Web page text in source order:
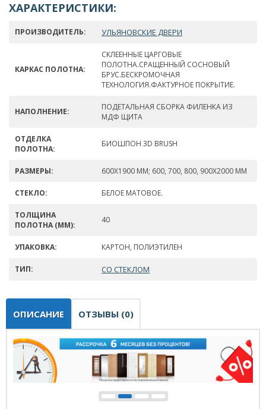
ХАРАКТЕРИСТИКИ:
ПРОИЗВОДИТЕЛЬ: УЛЬЯНОВСКИЕ ДВЕРИ
КАРКАС ПОЛОТНА:
СКЛЕЕННЫЕ ЦАРГОВЫЕ
ПОЛОТНА.СРАЩЕННЫЙ СОСНОВЫЙ
БРУС.БЕСКРОМОЧНАЯ
ТЕХНОЛОГИЯ.ФАКТУРНОЕ ПОКРЫТИЕ.
НАПОЛНЕНИЕ:
ПОДЕТАЛЬНАЯ СБОРКА ФИЛЕНКА ИЗ
МДФ ЩИТА
ОТДЕЛКА
ПОЛОТНА:
БИОШПОН 3D BRUSH
РАЗМЕРЫ: 600Х1900 ММ; 600, 700, 800, 900Х2000 ММ
СТЕКЛО: БЕЛОЕ МАТОВОЕ.
ТОЛЩИНА
ПОЛОТНА (ММ):
40
УПАКОВКА: КАРТОН, ПОЛИЭТИЛЕН
ТИП: СО СТЕКЛОМ
ОПИСАНИЕ ОТЗЫВЫ (0)